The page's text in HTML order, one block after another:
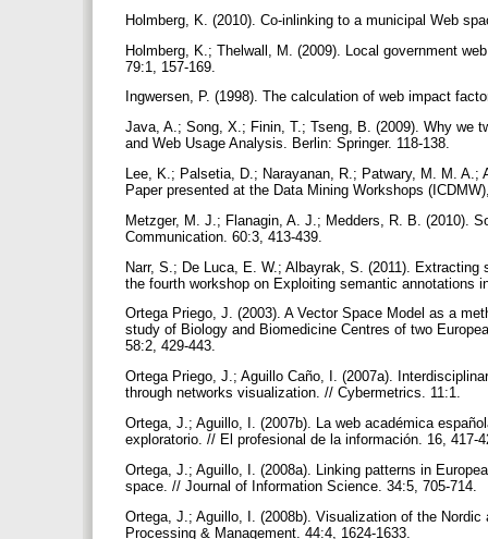
Holmberg, K. (2010). Co-inlinking to a municipal Web
Holmberg, K.; Thelwall, M. (2009). Local government
79:1, 157-169.
Ingwersen, P. (1998). The calculation of web impact
Java, A.; Song, X.; Finin, T.; Tseng, B. (2009). Why we
and Web Usage Analysis. Berlin: Springer. 118-138.
Lee, K.; Palsetia, D.; Narayanan, R.; Patwary, M. M.
Paper presented at the Data Mining Workshops
Metzger, M. J.; Flanagin, A. J.; Medders, R. B. (2010).
Communication. 60:3, 413-439.
Narr, S.; De Luca, E. W.; Albayrak, S. (2011).
the fourth workshop on Exploiting semantic annotations
Ortega Priego, J. (2003). A Vector Space Model as a
study of Biology and Biomedicine Centres of two
58:2, 429-443.
Ortega Priego, J.; Aguillo Caño, I. (2007a).
through networks visualization. // Cybermetrics. 11:1.
Ortega, J.; Aguillo, I. (2007b). La web académica
exploratorio. // El profesional de la información. 16, 417-
Ortega, J.; Aguillo, I. (2008a). Linking patterns in
space. // Journal of Information Science. 34:5, 705-714.
Ortega, J.; Aguillo, I. (2008b). Visualization of the
Processing & Management. 44:4, 1624-1633.